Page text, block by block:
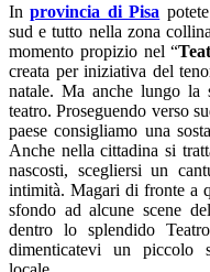
Inprovincia di Pisa
sud e tutto nella zona
momento propizio nel “
creata per iniziativa del
natale. Ma anche lungo la
teatro. Proseguendo verso
paese consigliamo una
Anche nella cittadina si
nascosti, scegliersi un
intimità. Magari di fronte a
sfondo ad alcune scene
dentro lo splendido
dimenticatevi un piccolo